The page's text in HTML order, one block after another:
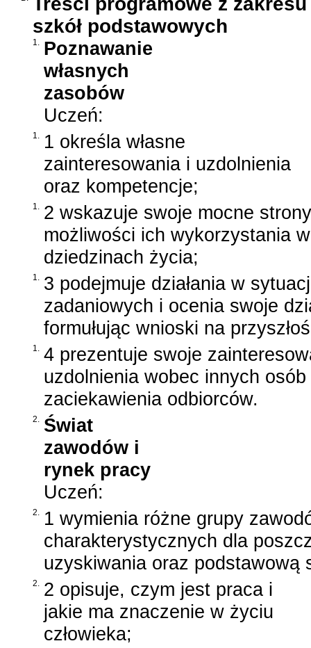
szkół podstawowych
1.
Poznawanie
własnych
zasobów
Uczeń:
1.
1 określa własne
zainteresowania i uzdolnienia
oraz kompetencje;
1.
2 wskazuje swoje mocne
możliwości ich wykorzystania
dziedzinach życia;
1.
3 podejmuje działania w
zadaniowych i ocenia swoje
formułując wnioski na
1.
4 prezentuje swoje
uzdolnienia wobec innych
zaciekawienia odbiorców.
2.
Świat
zawodów i
rynek pracy
Uczeń:
2.
1 wymienia różne grupy
charakterystycznych dla
uzyskiwania oraz podstawową
2.
2 opisuje, czym jest praca i
jakie ma znaczenie w życiu
człowieka;